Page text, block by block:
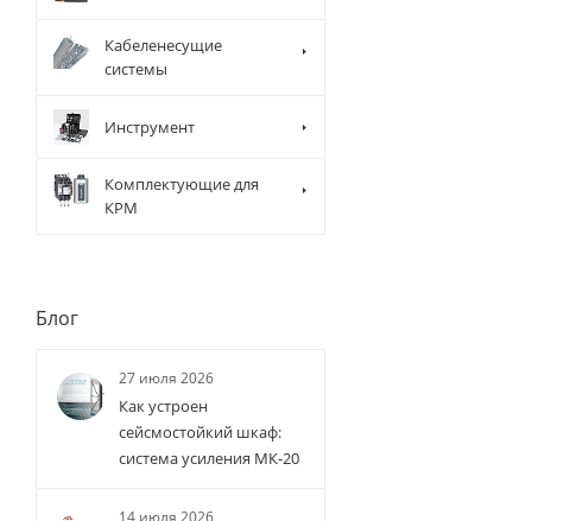
Кабеленесущие
системы
Инструмент
Комплектующие для
КРМ
Блог
27 июля 2026
Как устроен
сейсмостойкий шкаф:
система усиления МК-20